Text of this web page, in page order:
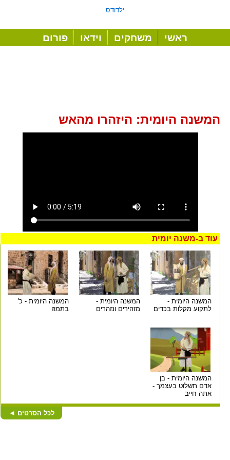
ילדודס
ראשי משחקים וידאו פורום
המשנה היומית: היזהרו מהאש
עוד ב-משנה יומית
המשנה היומית -
לתקוע מקלות בכדים
המשנה היומית -
מזהירים ונזהרים
המשנה היומית - כ'
בתמוז
המשנה היומית - בן
אדם תשלוט בעצמך -
אתה חייב
לכל הסרטים ◄